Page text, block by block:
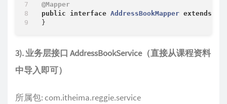
//修改人
//是否删除
private Integer isDeleted;
@Mapper
public
interface AddressBookMapper extends
3). 业务层接口 AddressBookService（直接从课程资料
中导入即可）
所属包: com.itheima.reggie.service